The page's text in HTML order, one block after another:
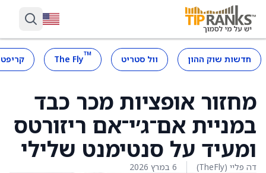
חדשות שוק ההון וול סטריט ™
The Fly
מחזור אופציות מכר כבד
במניית אם־ג׳י־אם ריזורטס
ומעיד על סנטימנט שלילי
דה פליי (TheFly) 6 במרץ 2026